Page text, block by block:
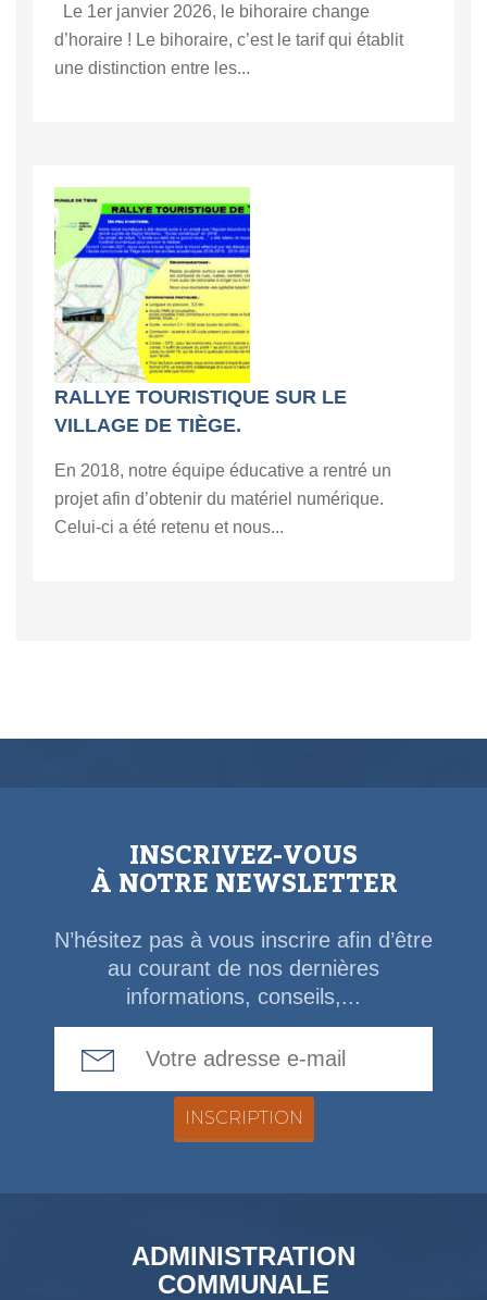
Le 1er janvier 2026, le bihoraire change
d’horaire ! Le bihoraire, c’est le tarif qui établit
une distinction entre les...
RALLYE TOURISTIQUE SUR LE
VILLAGE DE TIÈGE.
En 2018, notre équipe éducative a rentré un
projet afin d’obtenir du matériel numérique.
Celui-ci a été retenu et nous...
INSCRIVEZ-VOUS
À NOTRE NEWSLETTER
N’hésitez pas à vous inscrire afin d’être
au courant de nos dernières
informations, conseils,...
ADMINISTRATION
COMMUNALE